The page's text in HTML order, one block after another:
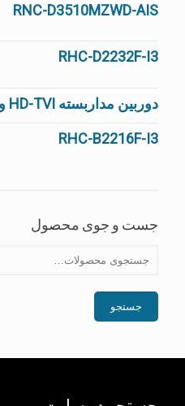
RNC-D3510MZWD-AIS
RHC-D2232F-I3
دوربین مداربسته HD-TVI ورتینا VHC-3320
RHC-B2216F-I3
جست و جوی محصول
جستجو